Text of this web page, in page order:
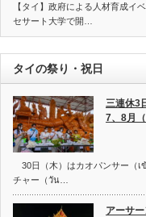
【タイ】政府による人材育成イ
セサート大学で開…
タイの祭り・祝日
三連休3
7、8月
30日（木）はカオパンサー（เ
チャー（วัน…
アーサ